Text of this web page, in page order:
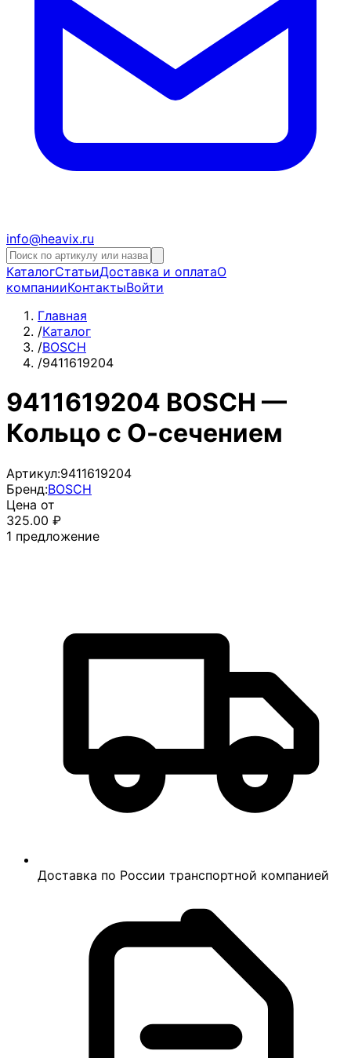
info@heavix.ru
КаталогСтатьиДоставка и оплатаО
компанииКонтактыВойти
Главная
/Каталог
/BOSCH
/9411619204
9411619204 BOSCH —
Кольцо с О-сечением
Артикул:9411619204
Бренд:BOSCH
Цена от
325.00 ₽
1 предложение
Доставка по России транспортной компанией